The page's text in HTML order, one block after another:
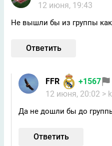
12 июня, 19:43
Не вышли бы из группы
Ответить
FFR
+1567
12 июня, 20:02 >
Да не дошли бы до
Ответить